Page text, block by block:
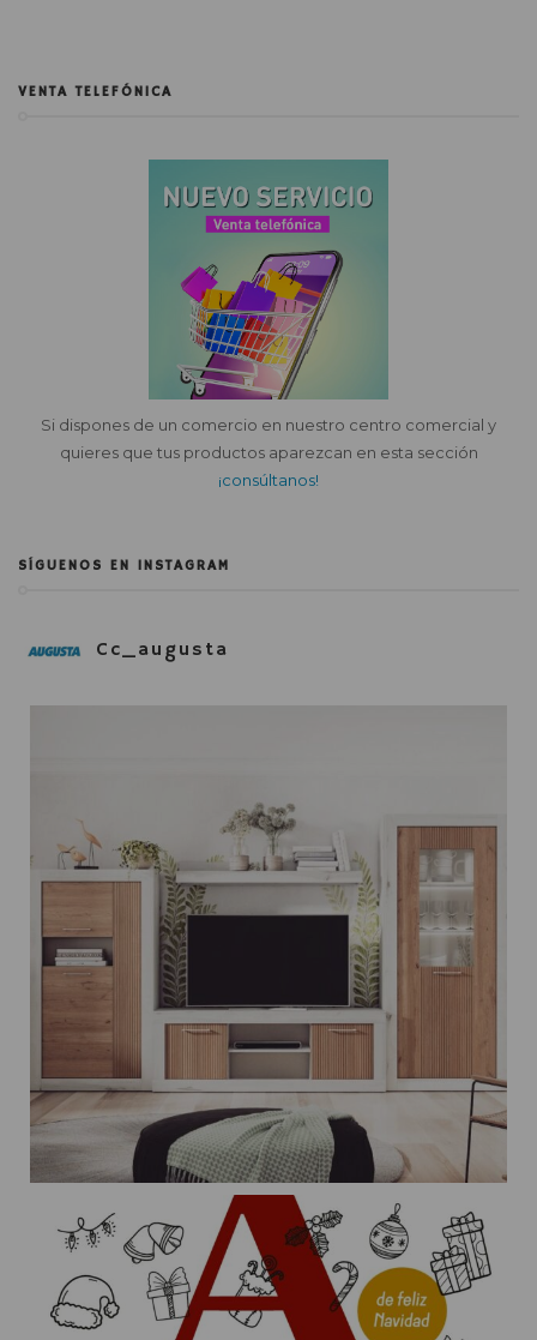
VENTA TELEFÓNICA
Si dispones de un comercio en nuestro centro comercial y
quieres que tus productos aparezcan en esta sección
¡consúltanos!
SÍGUENOS EN INSTAGRAM
Cc_augusta